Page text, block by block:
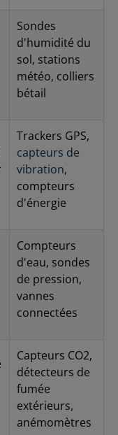
technique
capable
LoRaWAN.
sur la
maintenant.
Sondes
d'humidité du
sol, stations
météo, colliers
bétail
Trackers GPS,
capteurs de
vibration,
compteurs
d'énergie
Compteurs
d'eau, sondes
de pression,
vannes
connectées
Capteurs CO2,
détecteurs de
fumée
extérieurs,
anémomètres